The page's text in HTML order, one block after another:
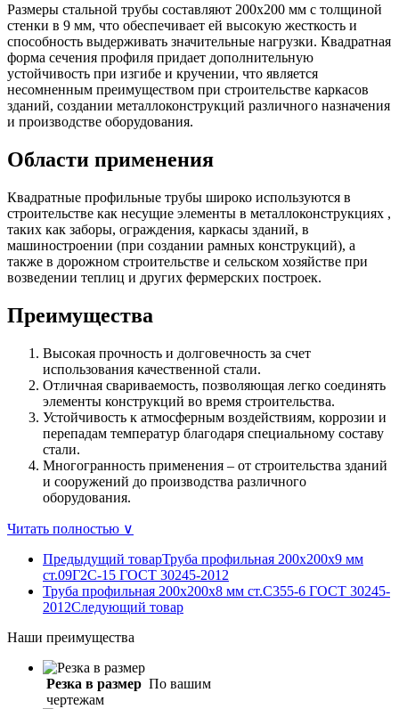
Размеры стальной трубы составляют 200х200 мм с толщиной
стенки в 9 мм, что обеспечивает ей высокую жесткость и
способность выдерживать значительные нагрузки. Квадратная
форма сечения профиля придает дополнительную
устойчивость при изгибе и кручении, что является
несомненным преимуществом при строительстве каркасов
зданий, создании металлоконструкций различного назначения
и производстве оборудования.
Области применения
Квадратные профильные трубы широко используются в
строительстве как несущие элементы в металлоконструкциях ,
таких как заборы, ограждения, каркасы зданий, в
машиностроении (при создании рамных конструкций), а
также в дорожном строительстве и сельском хозяйстве при
возведении теплиц и других фермерских построек.
Преимущества
Высокая прочность и долговечность за счет
использования качественной стали.
Отличная свариваемость, позволяющая легко соединять
элементы конструкций во время строительства.
Устойчивость к атмосферным воздействиям, коррозии и
перепадам температур благодаря специальному составу
стали.
Многогранность применения – от строительства зданий
и сооружений до производства различного
оборудования.
Читать полностью ∨
Предыдущий товарТруба профильная 200х200х9 мм
ст.09Г2С-15 ГОСТ 30245-2012
Труба профильная 200х200х8 мм ст.С355-6 ГОСТ 30245-
2012Следующий товар
Наши преимущества
Резка в размер По вашим
чертежам